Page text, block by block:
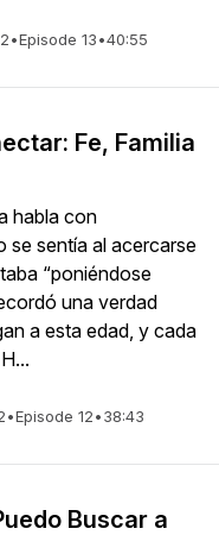
•Episode 13•40:55
Fe, Familia
habla con
se sentía al acercarse
“poniéndose
una verdad
a esta edad, y cada
•Episode 12•38:43
Buscar a